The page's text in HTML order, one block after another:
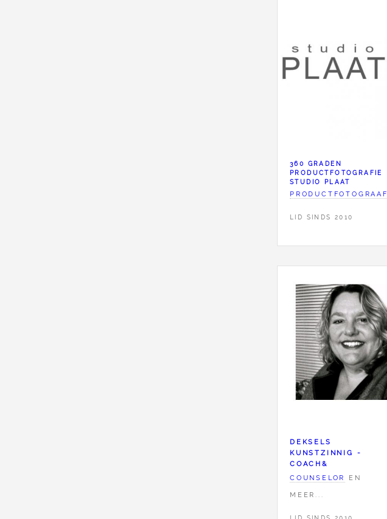
360 GRADEN
PRODUCTFOTOGRAFIE
STUDIO PLAAT
PRODUCTFOTOGRAAF
LID SINDS 2010
DEKSELS
KUNSTZINNIG -
COACH&
COUNSELOR
EN
MEER...